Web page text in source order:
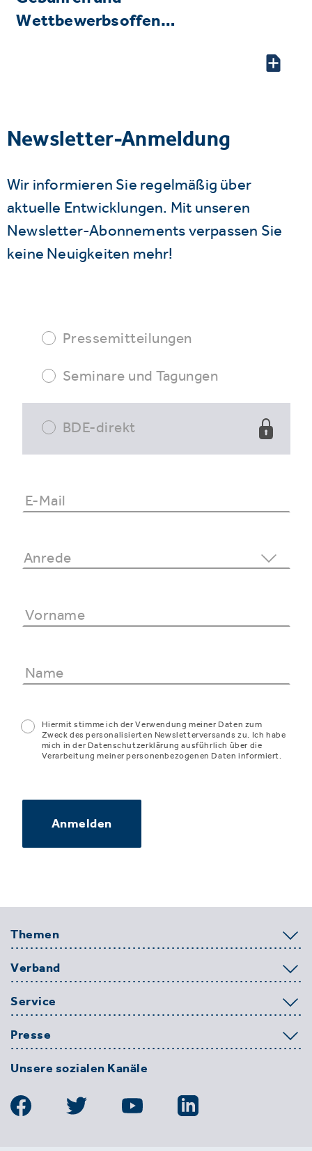
Wettbewerbsoffen…
Newsletter-Anmeldung
Wir informieren Sie regelmäßig über
aktuelle Entwicklungen. Mit unseren
Newsletter-Abonnements verpassen Sie
keine Neuigkeiten mehr!
Pressemitteilungen
Seminare und Tagungen
BDE-direkt
Hiermit stimme ich der Verwendung meiner Daten zum
Zweck des personalisierten Newsletterversands zu. Ich habe
mich in der Datenschutzerklärung ausführlich über die
Verarbeitung meiner personenbezogenen Daten informiert.
Anmelden
Themen
Verband
Service
Presse
Unsere sozialen Kanäle